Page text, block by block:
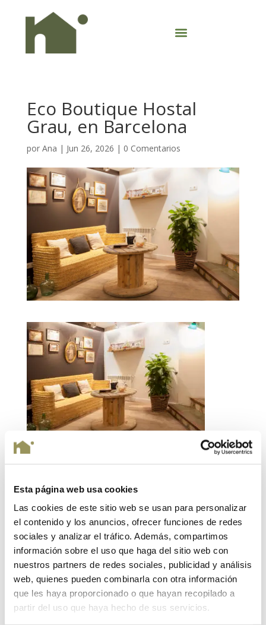
Esta página web usa cookies
Las cookies de este sitio web se usan para personalizar
el contenido y los anuncios, ofrecer funciones de redes
sociales y analizar el tráfico. Además, compartimos
información sobre el uso que haga del sitio web con
nuestros partners de redes sociales, publicidad y análisis
web, quienes pueden combinarla con otra información
que les haya proporcionado o que hayan recopilado a
partir del uso que haya hecho de sus servicios.
Eco Boutique Hostal
Grau, en Barcelona
por Ana | Jun 26, 2026 | 0 Comentarios
Enviar comentario
Tu dirección de correo electrónico no será publicada.
Los campos obligatorios están marcados con*